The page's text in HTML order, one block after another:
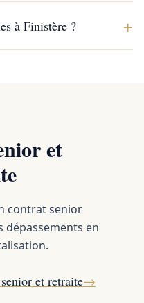
à Finistère ? +
et
contrat senior
dépassements en
et retraite→